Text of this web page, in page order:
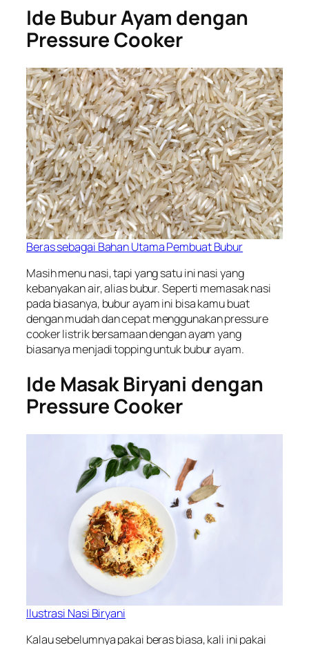
Ide Bubur Ayam dengan
Pressure Cooker
Beras sebagai Bahan Utama Pembuat Bubur
Masih menu nasi, tapi yang satu ini nasi yang
kebanyakan air, alias bubur. Seperti memasak nasi
pada biasanya, bubur ayam ini bisa kamu buat
dengan mudah dan cepat menggunakan pressure
cooker listrik bersamaan dengan ayam yang
biasanya menjadi topping untuk bubur ayam.
Ide Masak Biryani dengan
Pressure Cooker
Ilustrasi Nasi Biryani
Kalau sebelumnya pakai beras biasa, kali ini pakai